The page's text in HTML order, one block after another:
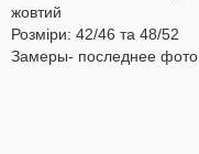
жовтий
Розміри: 42/46 та 48/52
Замеры- последнее фото